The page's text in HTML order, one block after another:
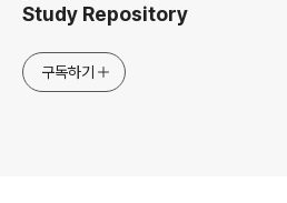
Study Repository
구독하기